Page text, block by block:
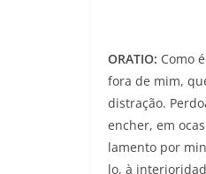
ORATIO: Como
fora de mim,
distração.
encher, em
lamento por
lo, à